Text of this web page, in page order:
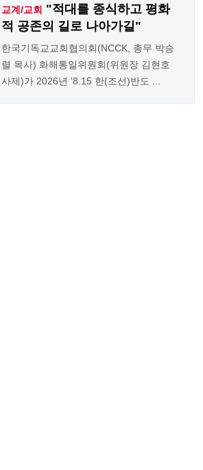
교계/교회 "적대를 종식하고 평화
적 공존의 길로 나아가길"
한국기독교교회협의회(NCCK, 총무 박승
렬 목사) 화해통일위원회(위원장 김현호
사제)가 2026년 '8.15 한(조선)반도 ...